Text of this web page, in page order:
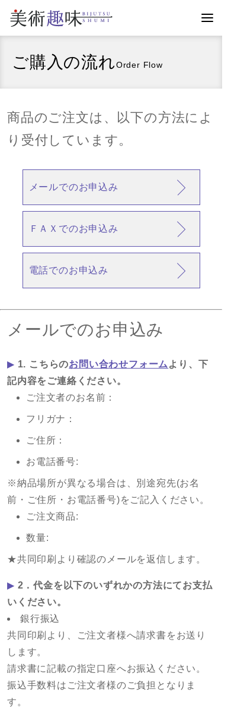
ご購入の流れOrder Flow
商品のご注文は、以下の方法によ
り受付しています。
メールでのお申込み
ＦＡＸでのお申込み
電話でのお申込み
メールでのお申込み
▶ 1. こちらのお問い合わせフォーム より、下
記内容をご連絡ください。
ご注文者のお名前：
フリガナ：
ご住所：
お電話番号:
※納品場所が異なる場合は、別途宛先(お名
前・ご住所・お電話番号)をご記入ください。
ご注文商品:
数量:
★共同印刷より確認のメールを返信します。
▶ 2．代金を以下のいずれかの方法にてお支払
いください。
銀行振込
共同印刷より、ご注文者様へ請求書をお送り
します。
請求書に記載の指定口座へお振込ください。
振込手数料はご注文者様のご負担となりま
す。